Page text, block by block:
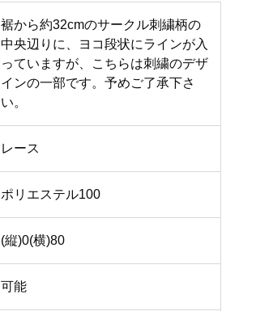
裾から約32cmのサークル刺繍柄の
中央辺りに、ヨコ段状にラインが入
っていますが、こちらは刺繍のデザ
インの一部です。予めご了承下さ
い。
レース
ポリエステル100
(縦)0(横)80
可能